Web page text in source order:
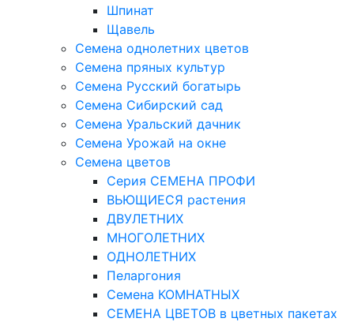
Шпинат
Щавель
Семена однолетних цветов
Семена пряных культур
Семена Русский богатырь
Семена Сибирский сад
Семена Уральский дачник
Семена Урожай на окне
Семена цветов
Cерия CЕМЕНА ПРОФИ
ВЬЮЩИЕСЯ растения
ДВУЛЕТНИХ
МНОГОЛЕТНИХ
ОДНОЛЕТНИХ
Пеларгония
Семена КОМНАТНЫХ
СЕМЕНА ЦВЕТОВ в цветных пакетах